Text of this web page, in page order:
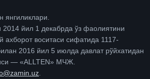
янгиликлари.
2014 йил 1 декабрда ўз фаолиятини
ахборот воситаси сифатида 1117-
2016 йил 5 июлда давлат рўйхатидан
— «ALLTEN» МЧЖ.